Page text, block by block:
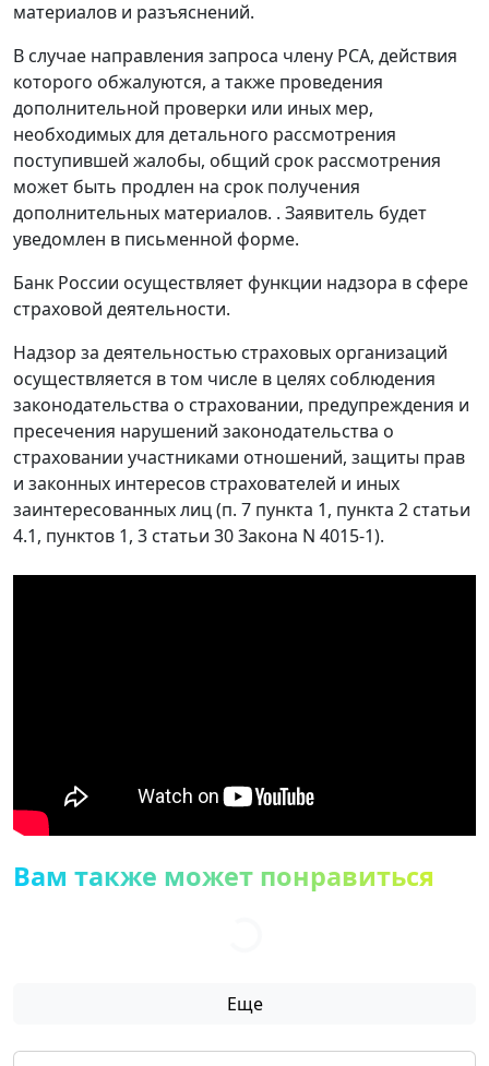
материалов и разъяснений.
В случае направления запроса члену РСА, действия
которого обжалуются, а также проведения
дополнительной проверки или иных мер,
необходимых для детального рассмотрения
поступившей жалобы, общий срок рассмотрения
может быть продлен на срок получения
дополнительных материалов. . Заявитель будет
уведомлен в письменной форме.
Банк России осуществляет функции надзора в сфере
страховой деятельности.
Надзор за деятельностью страховых организаций
осуществляется в том числе в целях соблюдения
законодательства о страховании, предупреждения и
пресечения нарушений законодательства о
страховании участниками отношений, защиты прав
и законных интересов страхователей и иных
заинтересованных лиц (п. 7 пункта 1, пункта 2 статьи
4.1, пунктов 1, 3 статьи 30 Закона N 4015-1).
Вам также может понравиться
Еще